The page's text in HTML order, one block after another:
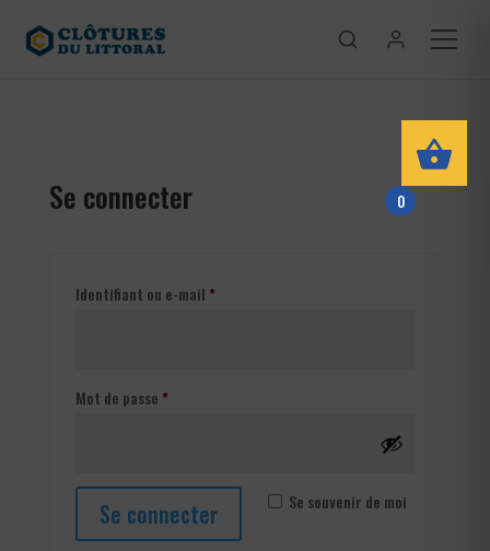
Se connecter
Identifiant ou e-mail *Obligatoire
Mot de passe *Obligatoire
Se souvenir de moi
Se connecter
0